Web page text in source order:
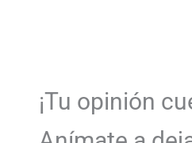
¡Tu opinión